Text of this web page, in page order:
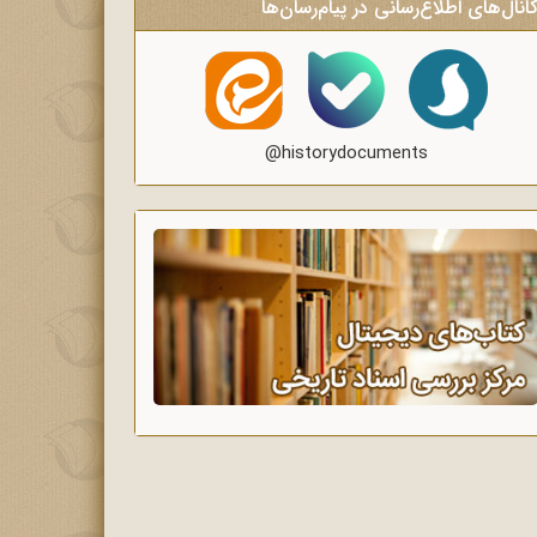
اطلاع‌رسانی در پیام‌رسان‌ها
@historydocuments